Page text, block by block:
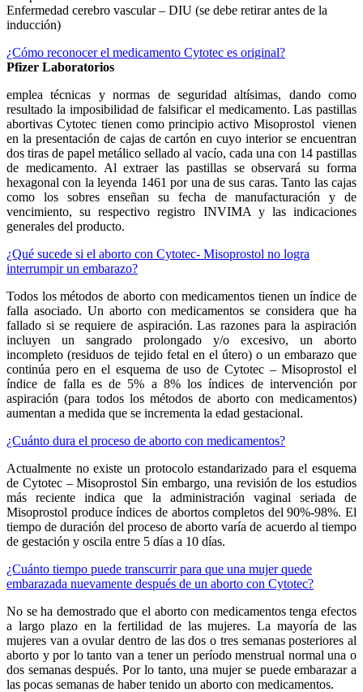
Enfermedad cerebro vascular – DIU (se debe retirar antes de la
inducción)
¿Cómo reconocer el medicamento Cytotec es original?
Pfizer Laboratorios
emplea técnicas y normas de seguridad altísimas, dando como
resultado la imposibilidad de falsificar el medicamento. Las pastillas
abortivas Cytotec tienen como principio activo Misoprostol vienen
en la presentación de cajas de cartón en cuyo interior se encuentran
dos tiras de papel metálico sellado al vacío, cada una con 14 pastillas
de medicamento. Al extraer las pastillas se observará su forma
hexagonal con la leyenda 1461 por una de sus caras. Tanto las cajas
como los sobres enseñan su fecha de manufacturación y de
vencimiento, su respectivo registro INVIMA y las indicaciones
generales del producto.
¿Qué sucede si el aborto con Cytotec- Misoprostol no logra
interrumpir un embarazo?
Todos los métodos de aborto con medicamentos tienen un índice de
falla asociado. Un aborto con medicamentos se considera que ha
fallado si se requiere de aspiración. Las razones para la aspiración
incluyen un sangrado prolongado y/o excesivo, un aborto
incompleto (residuos de tejido fetal en el útero) o un embarazo que
continúa pero en el esquema de uso de Cytotec – Misoprostol el
índice de falla es de 5% a 8% los índices de intervención por
aspiración (para todos los métodos de aborto con medicamentos)
aumentan a medida que se incrementa la edad gestacional.
¿Cuánto dura el proceso de aborto con medicamentos?
Actualmente no existe un protocolo estandarizado para el esquema
de Cytotec – Misoprostol Sin embargo, una revisión de los estudios
más reciente indica que la administración vaginal seriada de
Misoprostol produce índices de abortos completos del 90%-98%. El
tiempo de duración del proceso de aborto varía de acuerdo al tiempo
de gestación y oscila entre 5 días a 10 días.
¿Cuánto tiempo puede transcurrir para que una mujer quede
embarazada nuevamente después de un aborto con Cytotec?
No se ha demostrado que el aborto con medicamentos tenga efectos
a largo plazo en la fertilidad de las mujeres. La mayoría de las
mujeres van a ovular dentro de las dos o tres semanas posteriores al
aborto y por lo tanto van a tener un período menstrual normal una o
dos semanas después. Por lo tanto, una mujer se puede embarazar a
las pocas semanas de haber tenido un aborto con medicamentos.